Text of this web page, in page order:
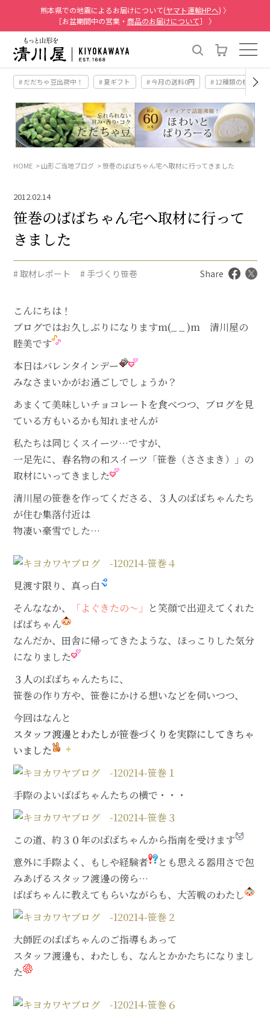
熊本県での地震によるお届けについて(ヤマト運輸HPへ) 〉
［お盆期間中の営業・ 商品のお届けについて］ 〉
# だだちゃ豆出荷中！ # 夏ギフト # 今月の送料0円 # 12種類の桃
HOME 山形ご当地ブログ 笹巻のばばちゃん宅へ取材に行ってきました
2012.02.14
笹巻のばばちゃん宅へ取材に行って
きました
# 取材レポート # 手づくり笹巻 Share
こんにちは！
ブログではお久しぶりになりますm(_ _ )m 清川屋の
睦美です
本日はバレンタインデー
みなさまいかがお過ごしでしょうか？
あまくて美味しいチョコレートを食べつつ、ブログを見
ている方もいるかも知れませんが
私たちは同じくスイーツ…ですが、
一足先に、春名物の和スイーツ「笹巻（ささまき）」の
取材にいってきました
清川屋の笹巻を作ってくださる、３人のばばちゃんたち
が住む集落付近は
物凄い豪雪でした…
見渡す限り、真っ白
そんななか、
「よぐきたの～」 と笑顔で出迎えてくれた
ばばちゃん
なんだか、田舎に帰ってきたような、ほっこりした気分
になりました
３人のばばちゃんたちに、
笹巻の作り方や、笹巻にかける想いなどを伺いつつ、
今回はなんと
スタッフ渡邊とわたしが笹巻づくりを実際にしてきちゃ
いました
手際のよいばばちゃんたちの横で・・・
この道、約３０年のばばちゃんから指南を受けます
意外に手際よく、もしや経験者
とも思える器用さで包
みあげるスタッフ渡邊の傍ら…
ばばちゃんに教えてもらいながらも、大苦戦のわたし
大師匠のばばちゃんのご指導もあって
スタッフ渡邊も、わたしも、なんとかかたちになりまし
た